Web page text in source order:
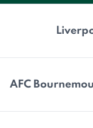
AFC